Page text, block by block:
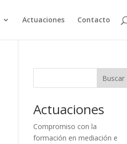
Actuaciones Contacto
Buscar
Actuaciones
Compromiso con la
formación en mediación e